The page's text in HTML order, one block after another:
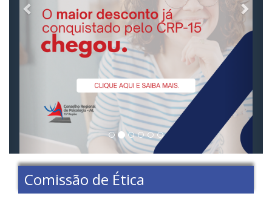
Comissão de Ética